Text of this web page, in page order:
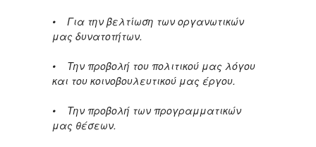
• Για την βελτίωση των οργανωτικών
μας δυνατοτήτων.
• Την προβολή του πολιτικού μας λόγου
και του κοινοβουλευτικού μας έργου.
• Την προβολή των προγραμματικών
μας θέσεων.